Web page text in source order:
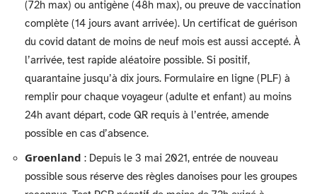
(72h max) ou antigène (48h max), ou preuve de vaccination
complète (14 jours avant arrivée). Un certificat de guérison
du covid datant de moins de neuf mois est aussi accepté. À
l’arrivée, test rapide aléatoire possible. Si positif,
quarantaine jusqu’à dix jours. Formulaire en ligne (PLF) à
remplir pour chaque voyageur (adulte et enfant) au moins
24h avant départ, code QR requis à l’entrée, amende
possible en cas d’absence.
Groenland : Depuis le 3 mai 2021, entrée de nouveau
possible sous réserve des règles danoises pour les groupes